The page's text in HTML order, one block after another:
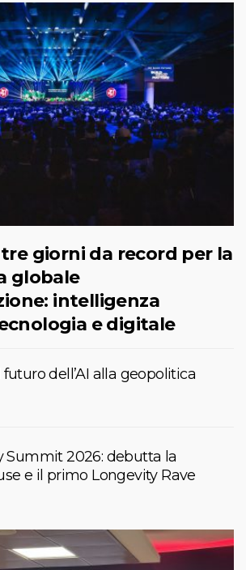
giorni da record per la
globale
intelligenza
e digitale
dell’AI alla geopolitica
Summit 2026: debutta la
e il primo Longevity Rave